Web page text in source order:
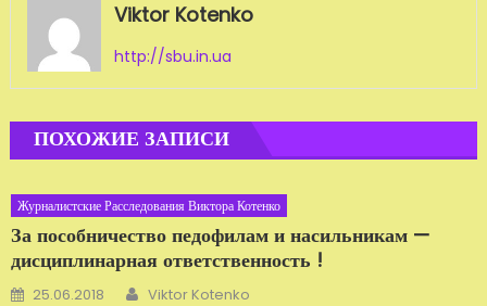
Viktor Kotenko
http://sbu.in.ua
ПОХОЖИЕ ЗАПИСИ
Журналистские Расследования Виктора Котенко
За пособничество педофилам и насильникам —
дисциплинарная ответственность !
Добавлено
25.06.2018 Автор
Viktor Kotenko